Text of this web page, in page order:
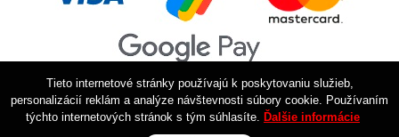
Tieto internetové stránky používajú k poskytovaniu služieb,
personalizácií reklám a analýze návštevnosti súbory cookie. Používaním
týchto internetových stránok s tým súhlasíte. Ďalšie informácie